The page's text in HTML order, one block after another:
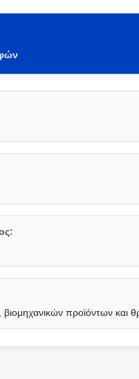
προϊόντων και